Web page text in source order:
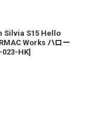
Silvia S15 Hello
Works ハロー
023-HK]